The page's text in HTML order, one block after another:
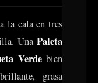
la cala en tres
Una Paleta
Verdebien
grasa